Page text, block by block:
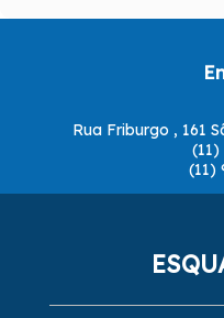
Rua Friburgo , 161
(11)
(11)